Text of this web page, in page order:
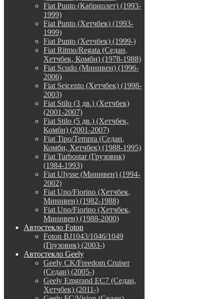
Fiat Punto (Кабриолет) (1993-
1999)
Fiat Punto (Хетчбек) (1993-
1999)
Fiat Punto (Хетчбек) (1999-)
Fiat Ritmo/Regata (Седан,
Хетчбек, Комби) (1978-1988)
Fiat Scudo (Минивен) (1996-
2006)
Fiat Seicento (Хетчбек) (1998-
2003)
Fiat Stilo (3 дв.) (Хетчбек)
(2001-2007)
Fiat Stilo (5 дв.) (Хетчбек,
Комби) (2001-2007)
Fiat Tipo/Tempra (Седан,
Комби, Хетчбек) (1988-1995)
Fiat Turbostar (Грузовик)
(1984-1993)
Fiat Ulysse (Минивен) (1994-
2002)
Fiat Uno/Fiorino (Хетчбек,
Минивен) (1982-1988)
Fiat Uno/Fiorino (Хетчбек,
Минивен) (1988-2000)
Автостекло Foton
Foton BJ1043/1046/1049
(Грузовик) (2003-)
Автостекло Geely
Geely CK/Freedom Cruiser
(Седан) (2005-)
Geely Emgrand EC7 (Седан,
Хетчбек) (2011-)